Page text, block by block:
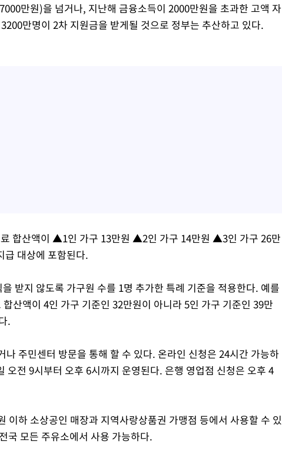
만원)을 넘거나, 지난해 금융소득이 2000만원을 초과한 고액 자
만명이 2차 지원금을 받게될 것으로 정부는 추산하고 있다.
합산액이 ▲1인 가구 13만원 ▲2인 가구 14만원 ▲3인 가구 26만
대상에 포함된다.
받지 않도록 가구원 수를 1명 추가한 특례 기준을 적용한다. 예를
산액이 4인 가구 기준인 32만원이 아니라 5인 가구 기준인 39만
.
주민센터 방문을 통해 할 수 있다. 온라인 신청은 24시간 가능하
오전 9시부터 오후 6시까지 운영된다. 은행 영업점 신청은 오후 4
이하 소상공인 매장과 지역사랑상품권 가맹점 등에서 사용할 수 있
국 모든 주유소에서 사용 가능하다.